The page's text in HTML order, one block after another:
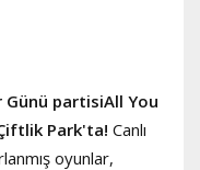
partisiAll You
Park'ta! Canlı
oyunlar,